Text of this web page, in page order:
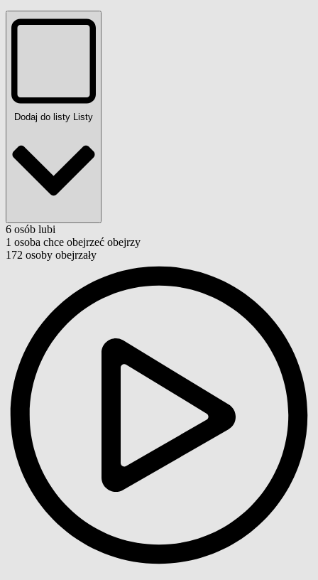
Dodaj do listy Listy
6 osób lubi
1 osoba chce obejrzeć obejrzy
172 osoby obejrzały